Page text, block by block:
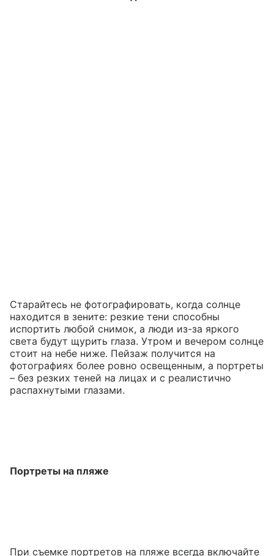
Старайтесь не фотографировать, когда солнце
находится в зените: резкие тени способны
испортить любой снимок, а люди из-за яркого
света будут щурить глаза. Утром и вечером солнце
стоит на небе ниже. Пейзаж получится на
фотографиях более ровно освещенным, а портреты
– без резких теней на лицах и с реалистично
распахнутыми глазами.
Портреты на пляже
При съемке портретов на пляже всегда включайте